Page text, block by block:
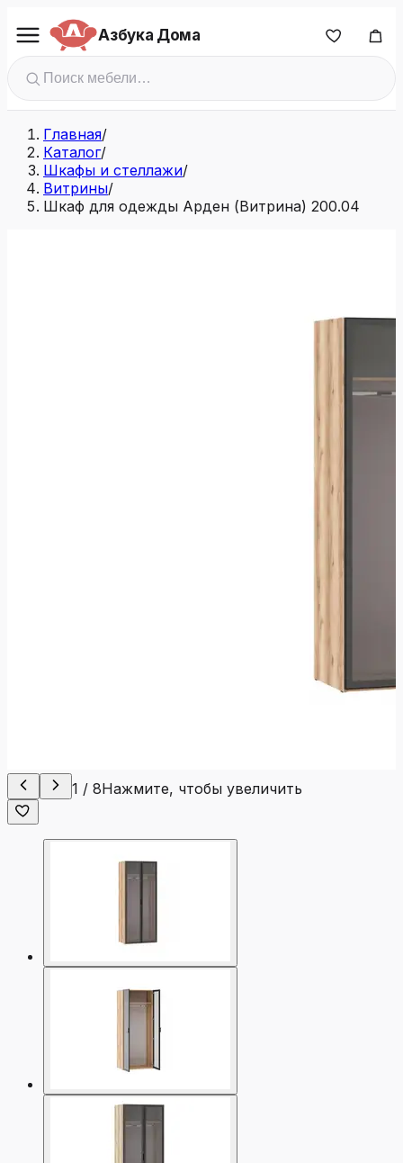
Азбука Дома
Главная/
Каталог/
Шкафы и стеллажи/
Витрины/
Шкаф для одежды Арден (Витрина) 200.04
1 / 8Нажмите, чтобы увеличить